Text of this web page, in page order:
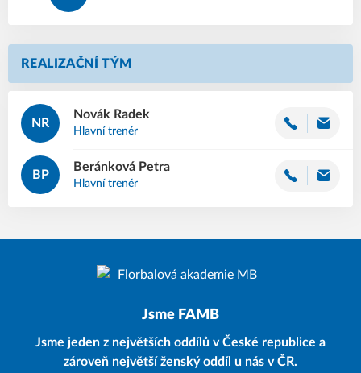
REALIZAČNÍ TÝM
NR
Radek
Novák
Hlavní trenér
BP
Petra
Beránková
Hlavní trenér
Jsme FAMB
Jsme jeden z největších oddílů v České republice a
zároveň největší ženský oddíl u nás v ČR.